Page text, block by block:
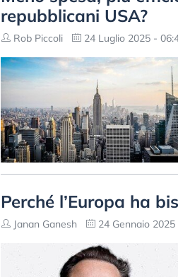
repubblicani USA?
Rob Piccoli 24 Luglio 2025 -
Perché l’Europa ha
Janan Ganesh 24 Gennaio